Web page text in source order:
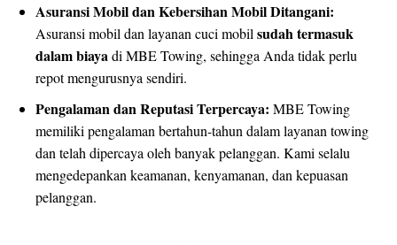
Asuransi Mobil dan Kebersihan Mobil Ditangani:
Asuransi mobil dan layanan cuci mobil sudah termasuk
dalam biayadi MBE Towing, sehingga Anda tidak perlu
repot mengurusnya sendiri.
Pengalaman dan Reputasi Terpercaya: MBE Towing
memiliki pengalaman bertahun-tahun dalam layanan towing
dan telah dipercaya oleh banyak pelanggan. Kami selalu
mengedepankan keamanan, kenyamanan, dan kepuasan
pelanggan.